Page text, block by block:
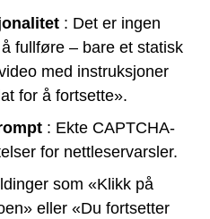
: Det er ingen
fullføre – bare et statisk
med instruksjoner
for å fortsette».
: Ekte CAPTCHA-
for nettleservarsler.
som «Klikk på
eller «Du fortsetter